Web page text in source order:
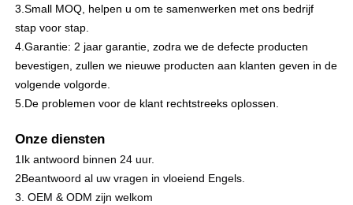
3.Small MOQ, helpen u om te samenwerken met ons bedrijf
stap voor stap.
4.Garantie: 2 jaar garantie, zodra we de defecte producten
bevestigen, zullen we nieuwe producten aan klanten geven in de
volgende volgorde.
5.De problemen voor de klant rechtstreeks oplossen.
Onze diensten
1Ik antwoord binnen 24 uur.
2Beantwoord al uw vragen in vloeiend Engels.
3. OEM & ODM zijn welkom